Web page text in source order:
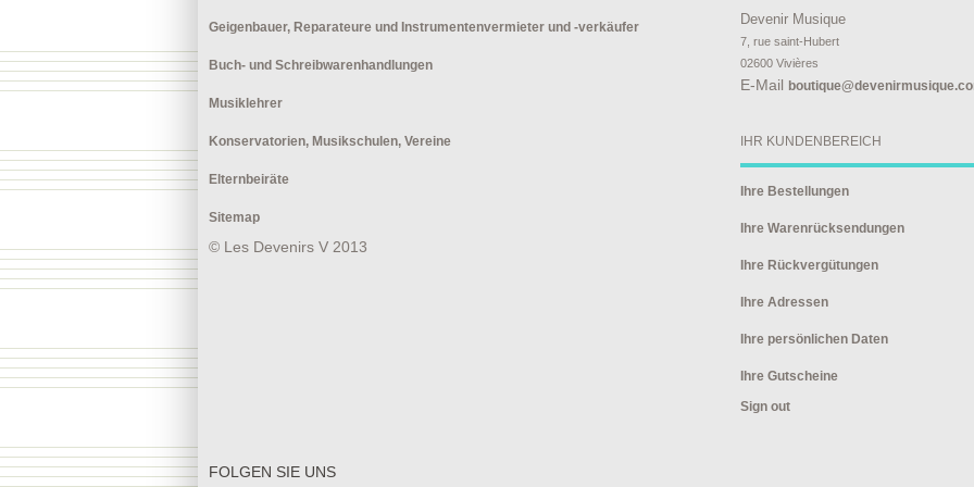
Geigenbauer, Reparateure und Instrumentenvermieter und -verkäufer
Buch- und Schreibwarenhandlungen
Musiklehrer
Konservatorien, Musikschulen, Vereine
Elternbeiräte
Sitemap
© Les Devenirs V 2013
Devenir Musique
7, rue saint-Hubert
02600 Vivières
E-Mail
IHR KUNDENBEREICH
Ihre Bestellungen
Ihre Warenrücksendungen
Ihre Rückvergütungen
Ihre Adressen
Ihre persönlichen Daten
Ihre Gutscheine
Sign out
FOLGEN SIE UNS